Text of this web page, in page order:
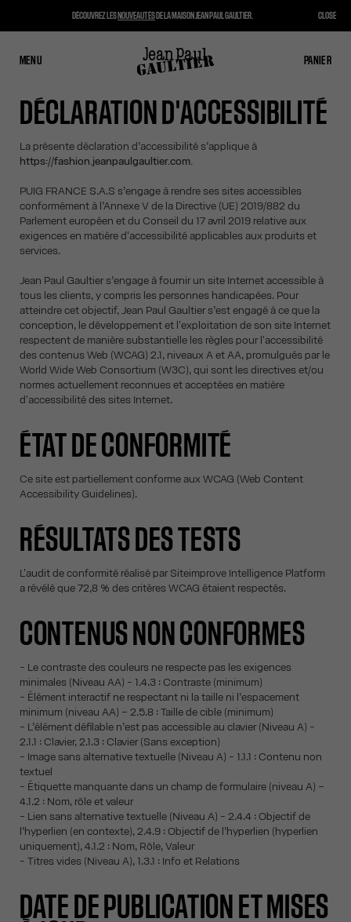
MENU PANIER
FERMER PANIER
DÉCLARATION D'ACCESSIBILITÉ
La présente déclaration d’accessibilité s’applique à
https://fashion.jeanpaulgaultier.com.
PUIG FRANCE S.A.S s’engage à rendre ses sites accessibles
conformément à l’Annexe V de la Directive (UE) 2019/882 du
Parlement européen et du Conseil du 17 avril 2019 relative aux
exigences en matière d'accessibilité applicables aux produits et
services.
Jean Paul Gaultier s’engage à fournir un site Internet accessible à
tous les clients, y compris les personnes handicapées. Pour
atteindre cet objectif, Jean Paul Gaultier s’est engagé à ce que la
conception, le développement et l'exploitation de son site Internet
respectent de manière substantielle les règles pour l'accessibilité
des contenus Web (WCAG) 2.1, niveaux A et AA, promulgués par le
World Wide Web Consortium (W3C), qui sont les directives et/ou
normes actuellement reconnues et acceptées en matière
d'accessibilité des sites Internet.
ÉTAT DE CONFORMITÉ
Ce site est partiellement conforme aux WCAG (Web Content
Accessibility Guidelines).
RÉSULTATS DES TESTS
L'audit de conformité réalisé par Siteimprove Intelligence Platform
a révélé que 72,8 % des critères WCAG étaient respectés.
CONTENUS NON CONFORMES
- Le contraste des couleurs ne respecte pas les exigences
minimales (Niveau AA) - 1.4.3 : Contraste (minimum)
- Élément interactif ne respectant ni la taille ni l’espacement
minimum (niveau AA) – 2.5.8 : Taille de cible (minimum)
- L’élément défilable n’est pas accessible au clavier (Niveau A) -
2.1.1 : Clavier, 2.1.3 : Clavier (Sans exception)
- Image sans alternative textuelle (Niveau A) - 1.1.1 : Contenu non
textuel
- Étiquette manquante dans un champ de formulaire (niveau A) –
4.1.2 : Nom, rôle et valeur
- Lien sans alternative textuelle (Niveau A) - 2.4.4 : Objectif de
l’hyperlien (en contexte), 2.4.9 : Objectif de l’hyperlien (hyperlien
uniquement), 4.1.2 : Nom, Rôle, Valeur
- Titres vides (Niveau A), 1.3.1 : Info et Relations
DATE DE PUBLICATION ET MISES
DÉCOUVREZ LESNOUVEAUTÉSDE LA MAISON JEAN PAUL GAULTIER. CLOSE